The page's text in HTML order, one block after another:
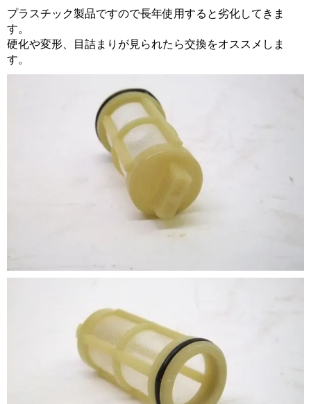
プラスチック製品ですので長年使用すると劣化してきま
す。
硬化や変形、目詰まりが見られたら交換をオススメしま
す。